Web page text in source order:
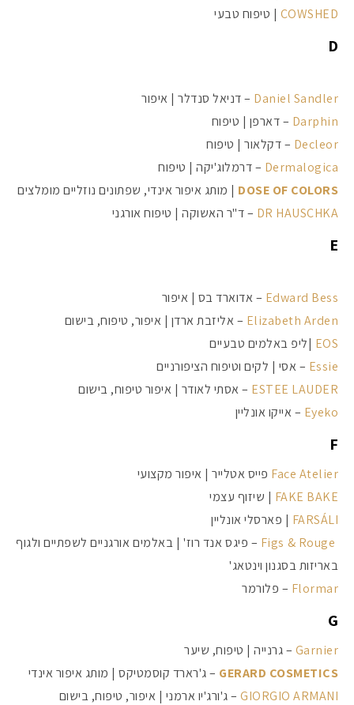
COWSHED | טיפוח טבעי
D
Daniel Sandler – דניאל סנדלר | איפור
Darphin – דארפן | טיפוח
Decleor – דקלאור | טיפוח
Dermalogica – דרמלוג'יקה | טיפוח
DOSE OF COLORS | מותג איפור אינדי, שפתונים נוזליים מומלצים
DR HAUSCHKA – ד"ר האשוקה | טיפוח אורגני
E
Edward Bess – אדוארד בס | איפור
Elizabeth Arden – אליזבת ארדן | איפור, טיפוח, בישום
EOS |ליפ באלמים טבעיים
Essie – אסי | לקים וטיפוח הציפורניים
ESTEE LAUDER – אסתי לאודר | איפור טיפוח, בישום
Eyeko – אייקו אונליין
F
Face Atelier פייס אטלייר | איפור מקצועי
FAKE BAKE | שיזוף עצמי
FARSÁLI | פארסלי אונליין
– פיגס אנד רוז' | באלמים אורגניים לשפתיים ולגוף
באריזות בסגנון וינטאג'
Flormar – פלורמר
G
Garnier – גרנייה | טיפוח, שיער
GERARD COSMETICS – ג'רארד קוסמטיקס | מותג איפור אינדי
GIORGIO ARMANI – ג'ורג'יו ארמני | איפור, טיפוח, בישום